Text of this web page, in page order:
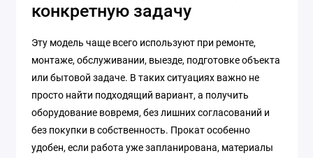
конкретную задачу
Эту модель чаще всего используют при ремонте,
монтаже, обслуживании, выезде, подготовке объекта
или бытовой задаче. В таких ситуациях важно не
просто найти подходящий вариант, а получить
оборудование вовремя, без лишних согласований и
без покупки в собственность. Прокат особенно
удобен, если работа уже запланирована, материалы